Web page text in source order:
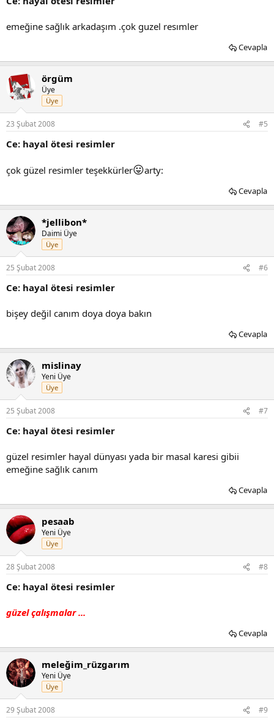
emeğine sağlık arkadaşım .çok guzel resımler
Cevapla
örgüm
Üye
Üye
23 Şubat 2008 #5
Ce: hayal ötesi resimler
çok güzel resimler teşekkürler😛arty:
Cevapla
*jellibon*
Daimi Üye
Üye
25 Şubat 2008 #6
Ce: hayal ötesi resimler
bişey değil canım doya doya bakın
Cevapla
mislinay
Yeni Üye
Üye
25 Şubat 2008 #7
Ce: hayal ötesi resimler
güzel resimler hayal dünyası yada bir masal karesi gibii
emeğine sağlık canım
Cevapla
pesaab
Yeni Üye
Üye
28 Şubat 2008 #8
Ce: hayal ötesi resimler
güzel çalışmalar ...
Cevapla
meleğim_rüzgarım
Yeni Üye
Üye
29 Şubat 2008 #9